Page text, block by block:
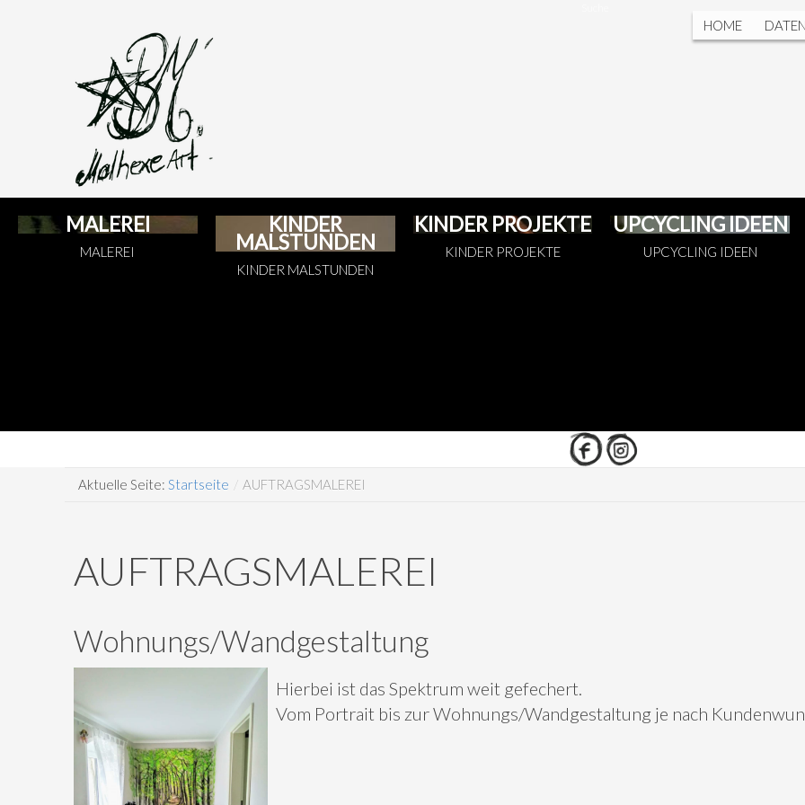
HOME
MALEREI
MALEREI
KINDER
MALSTUNDEN
KINDER MALSTUNDEN
KINDER PROJEKTE
KINDER PROJEKTE
UPCYCLING IDEEN
UPCYCLING IDEEN
Aktuelle Seite: Startseite / AUFTRAGSMALEREI
AUFTRAGSMALEREI
Wohnungs/Wandgestaltung
Hierbei ist das Spektrum weit gefechert.
Vom Portrait bis zur Wohnungs/Wandgestaltung je nach